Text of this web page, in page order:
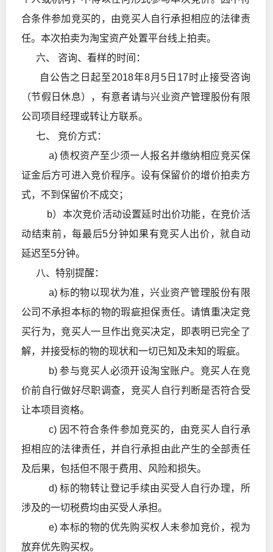
合条件参加竞买的，由竞买人自行承担相应的法律责
任。本次拍卖为淘宝资产处置平台线上拍卖。
六、 咨询、看样的时间：
自公告之日起至2018年8月5日17时止接受咨询
（节假日休息），有意者请与兴业资产管理股份有限
公司项目经理或转让方联系。
七、 竞价方式：
a) 债权资产至少须一人报名并缴纳相应竞买保
证金后方可进入竞价程序。设有保留价的增价拍卖方
式，不到保留价不成交；
b）本次竞价活动设置延时出价功能，在竞价活
动结束前，每最后5分钟如果有竞买人出价，就自动
延迟至5分钟。
八、特别提醒：
a) 标的物以现状为准，兴业资产管理股份有限
公司不承担本标的物的瑕疵担保责任。请慎重决定竞
买行为，竞买人一旦作出竞买决定，即表明已完全了
解，并接受标的物的现状和一切已知及未知的瑕疵。
b) 参与竞买人必须开设淘宝账户。竞买人在竞
价前自行做好尽职调查，竞买人自行判断是否符合受
让本项目资格。
c) 因不符合条件参加竞买的，由竞买人自行承
担相应的法律责任，并自行承担由此产生的全部责任
及后果，包括但不限于费用、风险和损失。
d) 标的物转让登记手续由买受人自行办理，所
涉及的一切税费均由买受人承担。
e) 本标的物的优先购买权人未参加竞价，视为
放弃优先购买权。